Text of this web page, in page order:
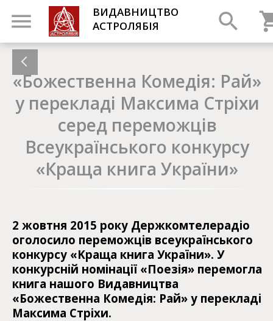
ВИДАВНИЦТВО
АСТРОЛЯБІЯ
«Божественна Комедія: Рай»
у перекладі Максима Стріхи
серед переможців
Всеукраїнського конкурсу
«Краща книга України»
2 жовтня 2015 року Держкомтелерадіо
оголосило переможців всеукраїнського
конкурсу «Kраща книга України». У
конкурсній номінації «Поезія» перемогла
книга нашого Видавництва
«Божественна Комедія: Рай» у перекладі
Максима Стріхи.